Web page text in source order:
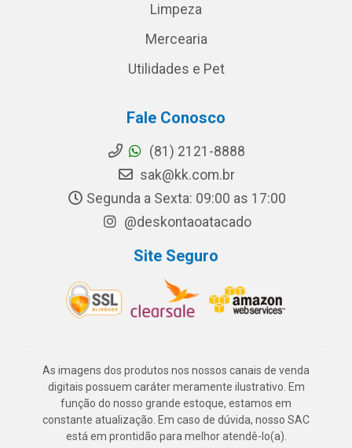
Limpeza
Mercearia
Utilidades e Pet
Fale Conosco
(81) 2121-8888
sak@kk.com.br
Segunda a Sexta: 09:00 as 17:00
@deskontaoatacado
Site Seguro
As imagens dos produtos nos nossos canais de venda
digitais possuem caráter meramente ilustrativo. Em
função do nosso grande estoque, estamos em
constante atualização. Em caso de dúvida, nosso SAC
está em prontidão para melhor atendê-lo(a).